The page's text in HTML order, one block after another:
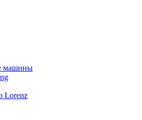
машины
Lorenz